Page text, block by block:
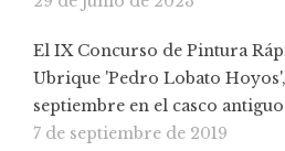
El IX Concurso de Pintura
Ubrique 'Pedro Lobato
septiembre en el casco antiguo
7 de septiembre de 2019